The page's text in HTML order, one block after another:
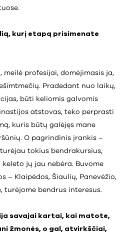
kurį etapą prisimenate
meilė profesijai, domėjimasis ja,
Pradedant nuo laikų,
būti keliomis galvomis
atstovas, teko perprasti
kuris būtų galėjęs mane
O pagrindinis įrankis –
tokius bendrakursius,
jų jau nebėra. Buvome
– Klaipėdos, Šiaulių, Panevėžio,
turėjome bendrus interesus.
savajai kartai, kai matote,
žmonės, o gal, atvirkščiai,